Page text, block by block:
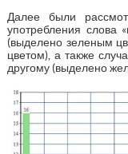
Далее были
употребления слова
(выделено зеленым
цветом), а также
другому (выделено